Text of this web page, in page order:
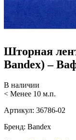
Шторная
Bandex) –
В наличии
< Менее 10 м.п.
Артикул: 36786-02
Бренд: Bandex